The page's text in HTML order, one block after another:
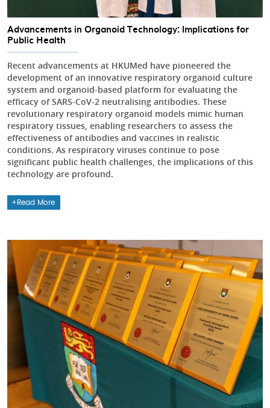
Advancements in Organoid Technology: Implications for
Public Health
Recent advancements at HKUMed have pioneered the
development of an innovative respiratory organoid culture
system and organoid-based platform for evaluating the
efficacy of SARS-CoV-2 neutralising antibodies. These
revolutionary respiratory organoid models mimic human
respiratory tissues, enabling researchers to assess the
effectiveness of antibodies and vaccines in realistic
conditions. As respiratory viruses continue to pose
significant public health challenges, the implications of this
technology are profound.
Read More